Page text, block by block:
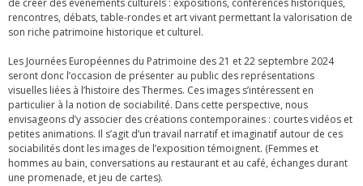
de créer des événements culturels : expositions, conférences historiques,
rencontres, débats, table-rondes et art vivant permettant la valorisation de
son riche patrimoine historique et culturel.
Les Journées Européennes du Patrimoine des 21 et 22 septembre 2024
seront donc l’occasion de présenter au public des représentations
visuelles liées à l’histoire des Thermes. Ces images s’intéressent en
particulier à la notion de sociabilité. Dans cette perspective, nous
envisageons d’y associer des créations contemporaines : courtes vidéos et
petites animations. Il s’agit d’un travail narratif et imaginatif autour de ces
sociabilités dont les images de l’exposition témoignent. (Femmes et
hommes au bain, conversations au restaurant et au café, échanges durant
une promenade, et jeu de cartes).